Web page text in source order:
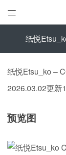

纸悦
纸悦Etsu_ko –
2026.03.02更新
预览图